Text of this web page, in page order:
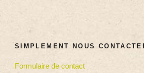
SIMPLEMENT NOUS
Formulaire de contact